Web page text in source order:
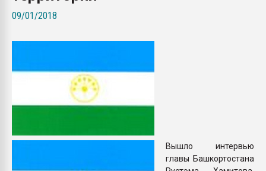
09/01/2018
Вышло интервью
главы Башкортостана